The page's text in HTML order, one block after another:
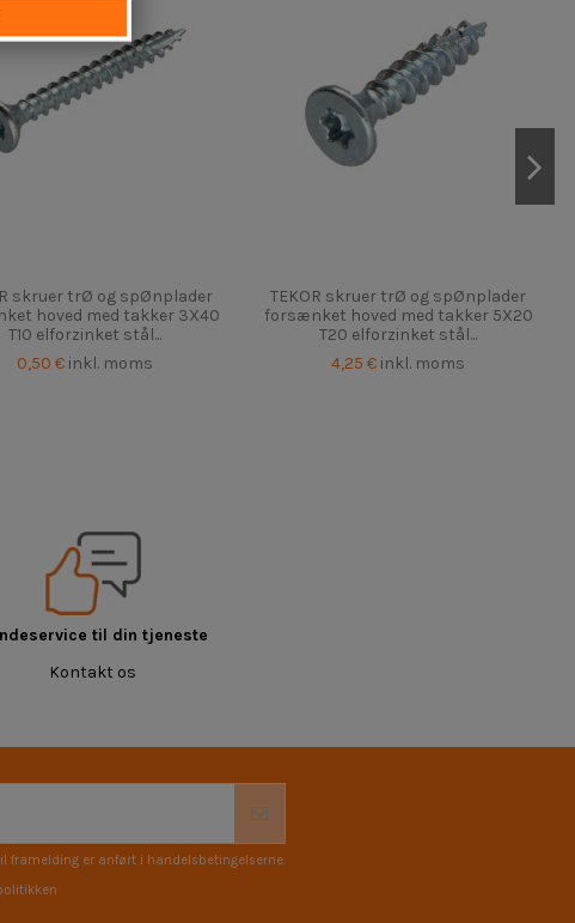
skruer trØ og spØnplader
hoved med takker 3X40
T10 elforzinket stål...
0,50 € inkl. moms
TEKOR skruer trØ og spØnplader
forsænket hoved med takker 5X20
T20 elforzinket stål...
4,25 € inkl. moms
til din tjeneste
Kontakt os
framelding er anført i handelsbetingelserne.